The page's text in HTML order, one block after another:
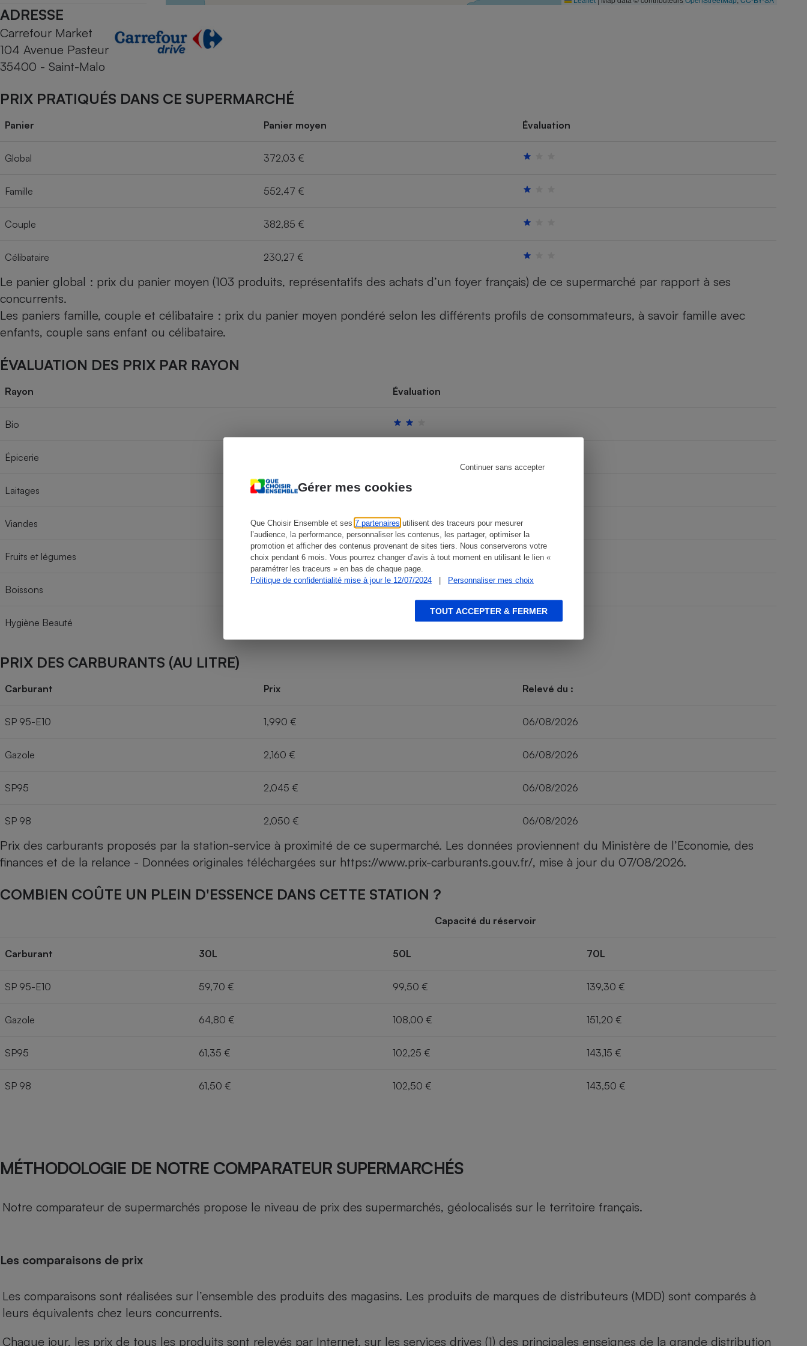
Gérer mes cookies
Que Choisir Ensemble et ses 7 partenaires utilisent des traceurs pour mesurer
l’audience, la performance, personnaliser les contenus, les partager, optimiser la
promotion et afficher des contenus provenant de sites tiers. Nous conserverons votre
choix pendant 6 mois. Vous pourrez changer d’avis à tout moment en utilisant le lien «
paramétrer les traceurs » en bas de chaque page.
Politique de confidentialité mise à jour le 12/07/2024
| Personnaliser mes choix
Continuer sans accepter
TOUT ACCEPTER & FERMER
ADRESSE
Carrefour Market
104 Avenue Pasteur
35400 - Saint-Malo
PRIX PRATIQUÉS DANS CE SUPERMARCHÉ
Panier Panier moyen Évaluation
Global 372,03 €
Famille 552,47 €
Couple 382,85 €
Célibataire 230,27 €
Le panier global : prix du panier moyen (103 produits, représentatifs des achats d’un foyer français) de ce supermarché par rapport à ses
concurrents.
Les paniers famille, couple et célibataire : prix du panier moyen pondéré selon les différents profils de consommateurs, à savoir famille avec
enfants, couple sans enfant ou célibataire.
ÉVALUATION DES PRIX PAR RAYON
Rayon Évaluation
Bio
Épicerie
Laitages
Viandes
Fruits et légumes
Boissons
Hygiène Beauté
PRIX DES CARBURANTS (AU LITRE)
Carburant Prix Relevé du :
SP 95-E10 1,990 € 06/08/2026
Gazole 2,160 € 06/08/2026
SP95 2,045 € 06/08/2026
SP 98 2,050 € 06/08/2026
Prix des carburants proposés par la station-service à proximité de ce supermarché. Les données proviennent du Ministère de l’Economie, des
finances et de la relance - Données originales téléchargées sur https://www.prix-carburants.gouv.fr/, mise à jour du 07/08/2026.
COMBIEN COÛTE UN PLEIN D'ESSENCE DANS CETTE STATION ?
Capacité du réservoir
Carburant 30L 50L 70L
SP 95-E10 59,70 € 99,50 € 139,30 €
Gazole 64,80 € 108,00 € 151,20 €
SP95 61,35 € 102,25 € 143,15 €
SP 98 61,50 € 102,50 € 143,50 €
MÉTHODOLOGIE DE NOTRE COMPARATEUR SUPERMARCHÉS
Notre comparateur de supermarchés propose le niveau de prix des supermarchés, géolocalisés sur le territoire français.
Les comparaisons de prix
Les comparaisons sont réalisées sur l’ensemble des produits des magasins. Les produits de marques de distributeurs (MDD) sont comparés à
leurs équivalents chez leurs concurrents.
Chaque jour, les prix de tous les produits sont relevés par Internet, sur les services drives (1) des principales enseignes de la grande distribution
Cafetière à expressos
Téléphone mobile -
Radiateur électrique